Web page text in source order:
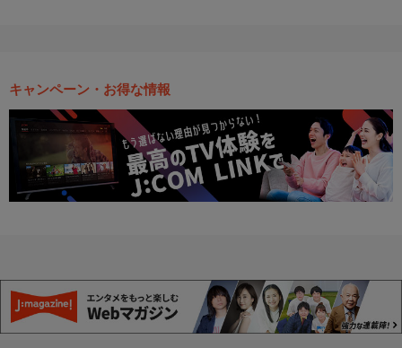
キャンペーン・お得な情報